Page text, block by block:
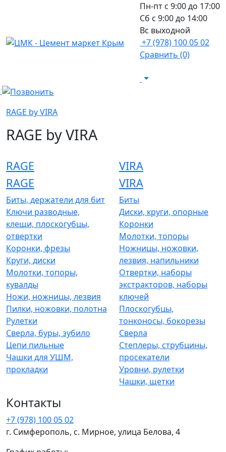
Пн-пт с 9:00 до 17:00
Сб с 9:00 до 14:00
Вс выходной
+7 (978) 100 05 02
Сравнить (0)
RAGE by VIRA
RAGE by VIRA
RAGE
RAGE
Биты, держатели для бит
Ключи разводные,
клещи, плоскогубцы,
отвертки
Коронки, фрезы
Круги, диски
Молотки, топоры,
кувалды
Ножи, ножницы, лезвия
Пилки, ножовки, полотна
Рулетки
Сверла, буры, зубило
Цепи пильные
Чашки для УШМ,
прокладки
VIRA
VIRA
Биты
Диски, круги, опорные
Коронки
Молотки, топоры
Ножницы, ножовки,
лезвия, напильники
Отвертки, наборы
экстракторов, наборы
ключей
Плоскогубцы,
тонконосы, бокорезы
Сверла
Степлеры, струбцины,
просекатели
Уровни, рулетки
Чашки, щетки
Контакты
+7 (978) 100 05 02
г. Симферополь, с. Мирное, улица Белова, 4